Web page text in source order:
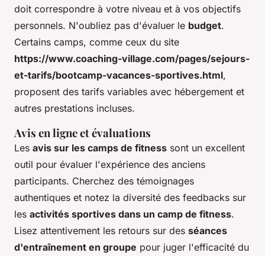
doit correspondre à votre niveau et à vos objectifs
personnels. N'oubliez pas d'évaluer le budget.
Certains camps, comme ceux du site
https://www.coaching-village.com/pages/sejours-
et-tarifs/bootcamp-vacances-sportives.html,
proposent des tarifs variables avec hébergement et
autres prestations incluses.
Avis en ligne et évaluations
Les avis sur les camps de fitness sont un excellent
outil pour évaluer l'expérience des anciens
participants. Cherchez des témoignages
authentiques et notez la diversité des feedbacks sur
les activités sportives dans un camp de fitness.
Lisez attentivement les retours sur des séances
d'entraînement en groupe pour juger l'efficacité du